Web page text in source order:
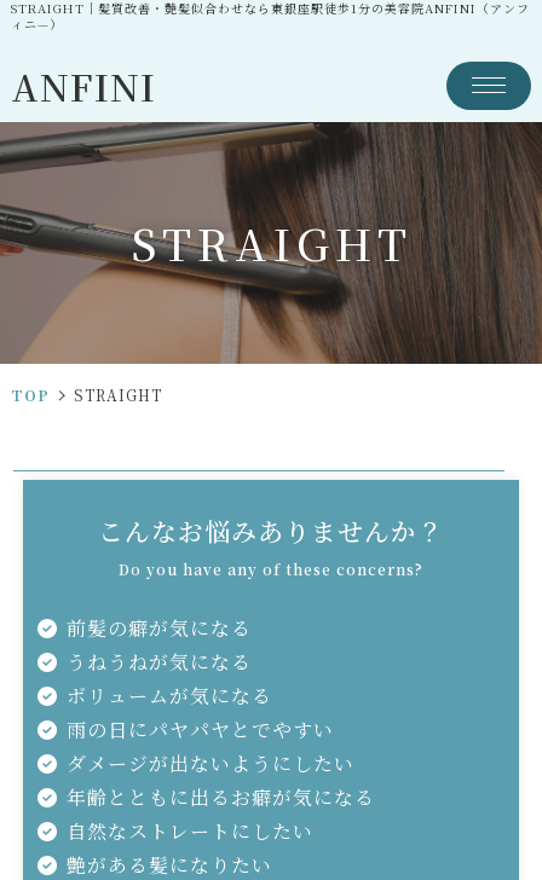
STRAIGHT｜髪質改善・艶髪似合わせなら東銀座駅徒歩1分の美容院ANFINI（アンフ
ィニ—）
ANFINI
STRAIGHT
TOP STRAIGHT
こんなお悩みありませんか？
Do you have any of these concerns?
前髪の癖が気になる
うねうねが気になる
ボリュームが気になる
雨の日にパヤパヤとでやすい
ダメージが出ないようにしたい
年齢とともに出るお癖が気になる
自然なストレートにしたい
艶がある髪になりたい